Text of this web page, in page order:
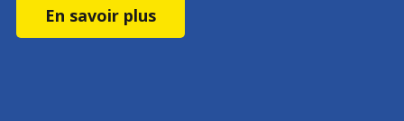
En savoir plus